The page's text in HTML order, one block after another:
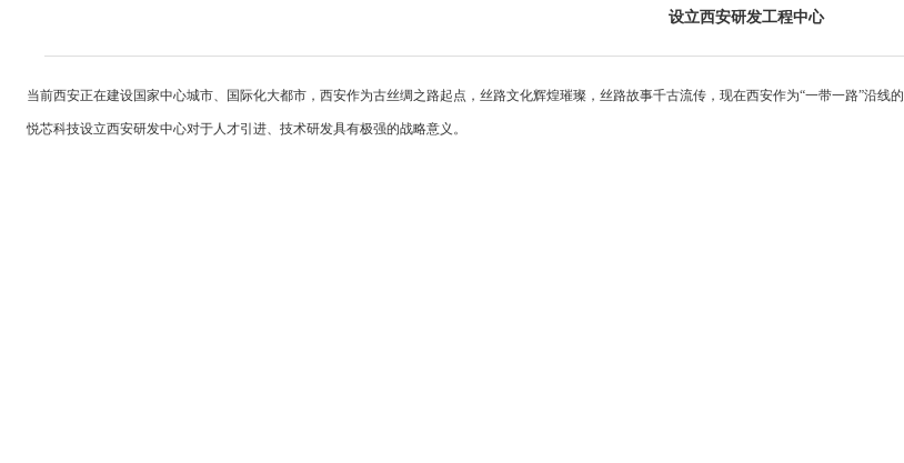
设立西安研发工程中心
当前西安正在建设国家中心城市、国际化大都市，西安作为古丝绸之路起点，丝路文化辉煌璀璨，丝路故事千古流传，现在西安作为“一带一路”沿线
悦芯科技设立西安研发中心对于人才引进、技术研发具有极强的战略意义。